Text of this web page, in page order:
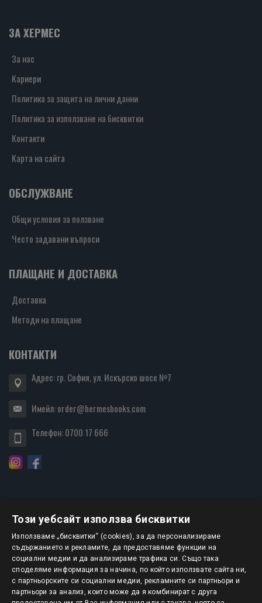
ЗА ХЕРМЕС
За нас
Кариери
Политика за защита на лични данни
Политика за използване на бисквитки
Контакти
Карта на сайта
ОБСЛУЖВАНЕ
Общи условия за ползване
Често задавани въпроси
ПЛАЩАНЕ И ДОСТАВКА
Доставка
Методи на плащане
КОНТАКТИ
Адрес: гр. София, ул. Искърско шосе №7
Имейл:order@hermesbooks.com
Телефон:0700 17 666
БЮЛЕТИН
АБОНИРАНЕ
Този уебсайт използва бисквитки
Използваме „бисквитки“ (cookies), за да персонализираме
съдържанието и рекламите, да предоставяме функции на
социални медии и да анализираме трафика си. Също така
споделяме информация за начина, по който използвате сайта ни,
с партньорските си социални медии, рекламните си партньори и
партньори за анализ, които може да я комбинират с друга